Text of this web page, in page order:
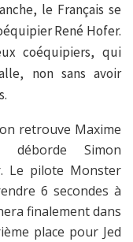
le Français se
René Hofer.
coéquipiers, qui
non sans avoir
retrouve Maxime
déborde Simon
Le pilote Monster
6 secondes à
finalement dans
place pour Jed